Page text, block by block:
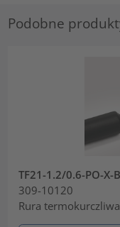
Podobne
TF21-1.2/0.6-PO-X-
309-10120
Rura